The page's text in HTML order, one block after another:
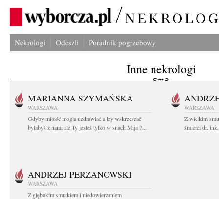
Nekrologi Odeszli Poradnik pogrzebowy
Inne nekrologi
MARIANNA SZYMAŃSKA
WARSZAWA
Gdyby miłość mogła uzdrawiać a łzy wskrzeszać
byłabyś z nami ale Ty jesteś tylko w snach Mija 7...
WARSZAWA
Z wielkim
śmierci dr.
ANDRZEJ PERZANOWSKI
WARSZAWA
Z głębokim smutkiem i niedowierzaniem